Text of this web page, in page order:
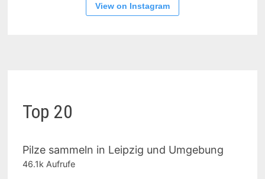
View on Instagram
Top 20
Pilze sammeln in Leipzig und Umgebung
46.1k Aufrufe